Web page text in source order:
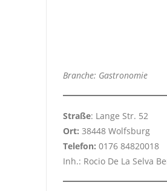
Branche: Gastronomie
Straße: Lange Str. 52
Ort: 38448 Wolfsburg
Telefon: 0176 84820018
Inh.: Rocio De La Selva